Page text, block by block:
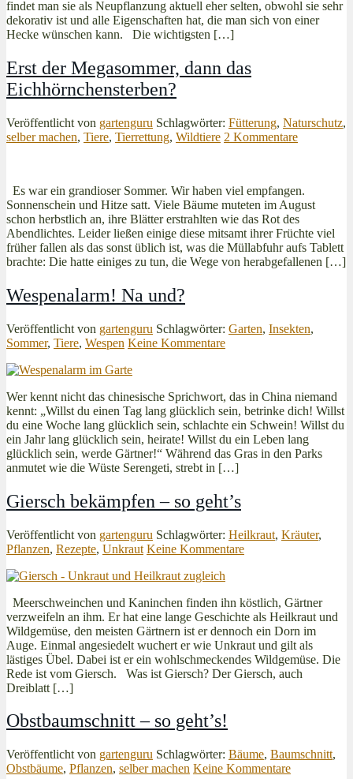
findet man sie als Neupflanzung aktuell eher selten, obwohl sie sehr
dekorativ ist und alle Eigenschaften hat, die man sich von einer
Hecke wünschen kann. Die wichtigsten […]
Erst der Megasommer, dann das
Eichhörnchensterben?
Veröffentlicht von gartenguru Schlagwörter: Fütterung, Naturschutz,
selber machen, Tiere, Tierrettung, Wildtiere 2 Kommentare
Es war ein grandioser Sommer. Wir haben viel empfangen.
Sonnenschein und Hitze satt. Viele Bäume muteten im August
schon herbstlich an, ihre Blätter erstrahlten wie das Rot des
Abendlichtes. Leider ließen einige diese mitsamt ihrer Früchte viel
früher fallen als das sonst üblich ist, was die Müllabfuhr aufs Tablett
brachte: Die hatte einiges zu tun, die Wege von herabgefallenen […]
Wespenalarm! Na und?
Veröffentlicht von gartenguru Schlagwörter: Garten, Insekten,
Sommer, Tiere, Wespen Keine Kommentare
Wer kennt nicht das chinesische Sprichwort, das in China niemand
kennt: „Willst du einen Tag lang glücklich sein, betrinke dich! Willst
du eine Woche lang glücklich sein, schlachte ein Schwein! Willst du
ein Jahr lang glücklich sein, heirate! Willst du ein Leben lang
glücklich sein, werde Gärtner!“ Während das Gras in den Parks
anmutet wie die Wüste Serengeti, strebt in […]
Giersch bekämpfen – so geht’s
Veröffentlicht von gartenguru Schlagwörter: Heilkraut, Kräuter,
Pflanzen, Rezepte, Unkraut Keine Kommentare
Meerschweinchen und Kaninchen finden ihn köstlich, Gärtner
verzweifeln an ihm. Er hat eine lange Geschichte als Heilkraut und
Wildgemüse, den meisten Gärtnern ist er dennoch ein Dorn im
Auge. Einmal angesiedelt wuchert er wie Unkraut und gilt als
lästiges Übel. Dabei ist er ein wohlschmeckendes Wildgemüse. Die
Rede ist vom Giersch. Was ist Giersch? Der Giersch, auch
Dreiblatt […]
Obstbaumschnitt – so geht’s!
Veröffentlicht von gartenguru Schlagwörter: Bäume, Baumschnitt,
Obstbäume, Pflanzen, selber machen Keine Kommentare